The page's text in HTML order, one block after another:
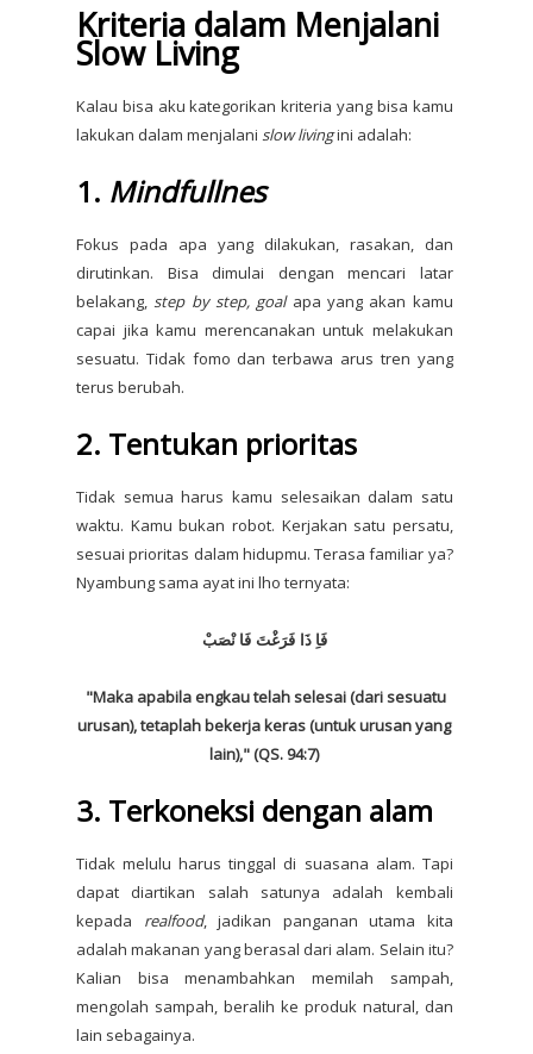
Kriteria dalam Menjalani
Slow Living
Kalau bisa aku kategorikan kriteria yang bisa kamu
lakukan dalam menjalani slow livingini adalah:
1. Mindfullnes
Fokus pada apa yang dilakukan, rasakan, dan
dirutinkan. Bisa dimulai dengan mencari latar
belakang,step by step, goalapa yang akan kamu
capai jika kamu merencanakan untuk melakukan
sesuatu. Tidak fomo dan terbawa arus tren yang
terus berubah.
2. Tentukan prioritas
Tidak semua harus kamu selesaikan dalam satu
waktu. Kamu bukan robot. Kerjakan satu persatu,
sesuai prioritas dalam hidupmu. Terasa familiar ya?
Nyambung sama ayat ini lho ternyata:
‎فَاِ ذَا فَرَغْتَ فَا نْصَبْ
"Maka apabila engkau telah selesai (dari sesuatu
urusan), tetaplah bekerja keras (untuk urusan yang
lain)," (QS. 94:7)
3. Terkoneksi dengan alam
Tidak melulu harus tinggal di suasana alam. Tapi
dapat diartikan salah satunya adalah kembali
kepada realfood, jadikan panganan utama kita
adalah makanan yang berasal dari alam. Selain itu?
Kalian bisa menambahkan memilah sampah,
mengolah sampah, beralih ke produk natural, dan
lain sebagainya.